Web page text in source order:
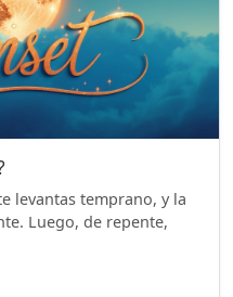
levantas temprano, y la
Luego, de repente,